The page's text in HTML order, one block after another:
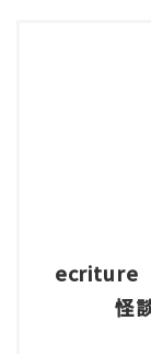
読書をよ
ecriture
怪